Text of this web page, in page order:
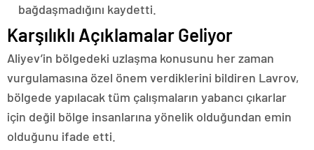
bağdaşmadığını kaydetti.
Karşılıklı Açıklamalar Geliyor
Aliyev’in bölgedeki uzlaşma konusunu her zaman
vurgulamasına özel önem verdiklerini bildiren Lavrov,
bölgede yapılacak tüm çalışmaların yabancı çıkarlar
için değil bölge insanlarına yönelik olduğundan emin
olduğunu ifade etti.